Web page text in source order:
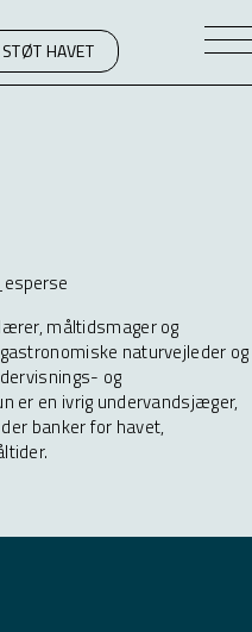
STØT HAVET
måltidsmager og
naturvejleder og
og
er en ivrig undervandsjæger,
banker for havet,